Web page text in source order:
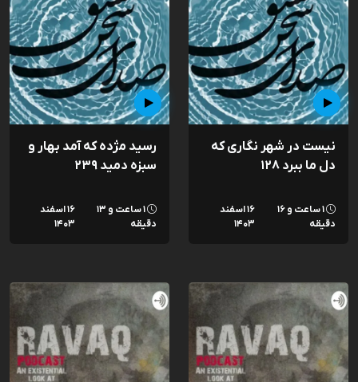
نیست در شهر نگاری که
دل ما ببرد ۱۲۸
۱ ساعت و ۱۶
دقیقه
۱۶ اسفند
۱۴۰۳
رسید مژده که آمد بهار و
سبزه دمید ۲۳۹
۱ ساعت و ۱۳
دقیقه
۱۶ اسفند
۱۴۰۳